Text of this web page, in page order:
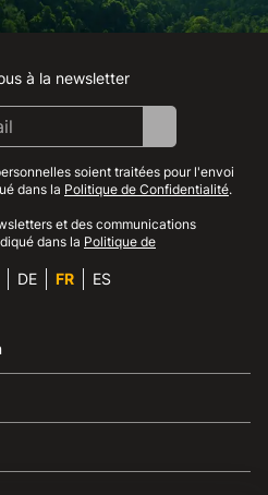
Instagram
Facebook
Linkedin
Youtube
à la newsletter
soient traitées pour l'envoi
dans la Politique de Confidentialité.
et des communications
dans la Politique de
DE FR ES